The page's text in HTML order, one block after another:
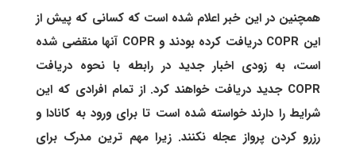
همچنین در این خبر اعلام شده است که کسانی که پیش از
این COPR دریافت کرده بودند و COPR آنها منقضی شده
است، به زودی اخبار جدید در رابطه با نحوه دریافت
COPR جدید دریافت خواهند کرد. از تمام افرادی که این
شرایط را دارند خواسته شده است تا برای ورود به کانادا و
رزرو کردن پرواز عجله نکنند. زیرا مهم ترین مدرک برای